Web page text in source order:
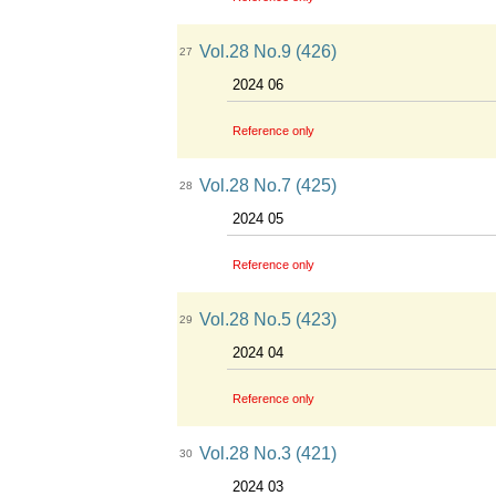
27 Vol.28 No.9 (426)
2024 06
Reference only
28 Vol.28 No.7 (425)
2024 05
Reference only
29 Vol.28 No.5 (423)
2024 04
Reference only
30 Vol.28 No.3 (421)
2024 03